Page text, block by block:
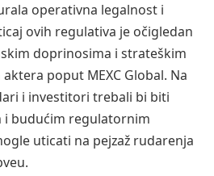
operativna legalnost i
ovih regulativa je očigledan
doprinosima i strateškim
poput MEXC Global. Na
i investitori trebali bi biti
budućim regulatornim
uticati na pejzaž rudarenja